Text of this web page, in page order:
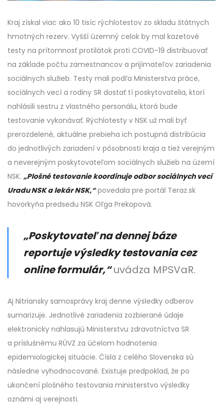
Kraj získal viac ako 10 tisíc rýchlotestov zo skladu štátnych
hmotných rezerv. Vyšší územný celok by mal kazetové
testy na prítomnosť protilátok proti COVID-19 distribuovať
na základe počtu zamestnancov a prijímateľov zariadenia
sociálnych služieb. Testy mali podľa Ministerstva práce,
sociálnych vecí a rodiny SR dostať tí poskytovatelia, ktorí
nahlásili sestru z vlastného personálu, ktorá bude
testovanie vykonávať. Rýchlotesty v NSK už mali byť
prerozdelené, aktuálne prebieha ich postupná distribúcia
do jednotlivých zariadení v pôsobnosti kraja a tiež verejným
a neverejným poskytovateľom sociálnych služieb na území
NSK. „Plošné testovanie koordinuje odbor sociálnych vecí
Uradu NSK a lekár NSK,“povedala pre portál Teraz.sk
hovorkyňa predsedu NSK Oľga Prekopová.
„Poskytovateľ na dennej báze
reportuje výsledky testovania cez
online formulár,“uvádza MPSVaR.
Aj Nitriansky samosprávy kraj denne výsledky odberov
sumarizuje. Jednotlivé zariadenia zozbierané údaje
elektronicky nahlasujú Ministerstvu zdravotníctva SR
a príslušnému RÚVZ za účelom hodnotenia
epidemiologickej situácie. Čísla z celého Slovenska sú
následne vyhodnocované. Existuje predpoklad, že po
ukončení plošného testovania ministerstvo výsledky
oznámi aj verejnosti.